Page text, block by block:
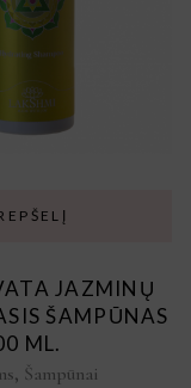
JAZMINŲ
ŠAMPŪNAS
ML.
, Šampūnai